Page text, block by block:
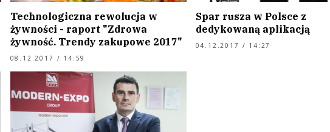
Technologiczna rewolucja w
żywności - raport "Zdrowa
żywność. Trendy zakupowe 2017"
08.12.2017 / 14:59
Spar rusza w Polsce z
dedykowaną aplikacją
04.12.2017 / 14:27